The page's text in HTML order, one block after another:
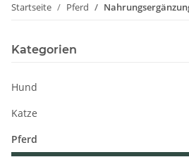
Startseite Pferd
Kategorien
Hund
Katze
Pferd